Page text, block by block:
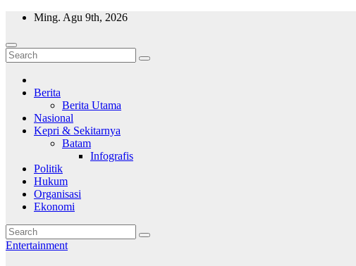
Skip
content
Ming. Agu 9th, 2026
Wajah Batam
CCTV nya kota Batam
Berita
Berita Utama
Nasional
Kepri & Sekitarnya
Batam
Infografis
Politik
Hukum
Organisasi
Ekonomi
Entertainment